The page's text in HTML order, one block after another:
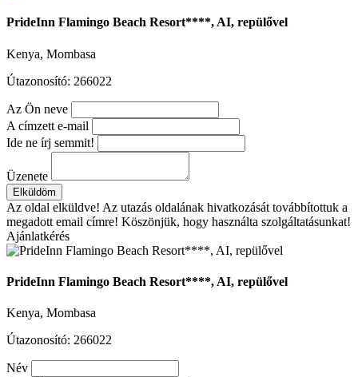
PrideInn Flamingo Beach Resort****, AI, repülővel
Kenya, Mombasa
Útazonosító: 266022
Az Ön neve
A címzett e-mail
Ide ne írj semmit!
Üzenete
Elküldöm
Az oldal elküldve! Az utazás oldalának hivatkozását továbbítottuk a
megadott email címre! Köszönjük, hogy használta szolgáltatásunkat!
Ajánlatkérés
PrideInn Flamingo Beach Resort****, AI, repülővel
Kenya, Mombasa
Útazonosító: 266022
Név